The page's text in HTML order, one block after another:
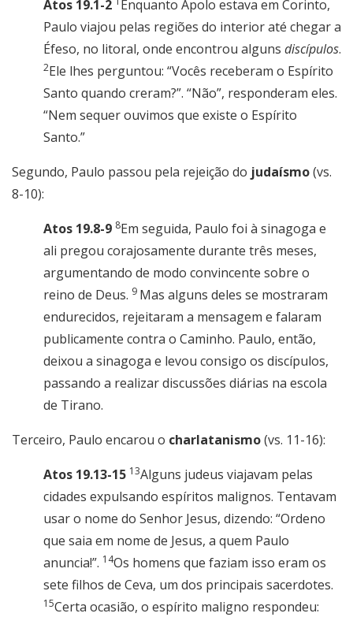
Atos 19.1-2 Enquanto Apolo estava em Corinto,
Paulo viajou pelas regiões do interior até chegar a
Éfeso, no litoral, onde encontrou alguns discípulos.
2Ele lhes perguntou: “Vocês receberam o Espírito
Santo quando creram?”. “Não”, responderam eles.
“Nem sequer ouvimos que existe o Espírito
Santo.”
Segundo, Paulo passou pela rejeição do judaísmo(vs.
8-10):
Atos 19.8-9 8Em seguida, Paulo foi à sinagoga e
ali pregou corajosamente durante três meses,
argumentando de modo convincente sobre o
reino de Deus. 9 Mas alguns deles se mostraram
endurecidos, rejeitaram a mensagem e falaram
publicamente contra o Caminho. Paulo, então,
deixou a sinagoga e levou consigo os discípulos,
passando a realizar discussões diárias na escola
de Tirano.
Terceiro, Paulo encarou o charlatanismo(vs. 11-16):
Atos 19.13-15 13Alguns judeus viajavam pelas
cidades expulsando espíritos malignos. Tentavam
usar o nome do Senhor Jesus, dizendo: “Ordeno
que saia em nome de Jesus, a quem Paulo
anuncia!”. 14Os homens que faziam isso eram os
sete filhos de Ceva, um dos principais sacerdotes.
15Certa ocasião, o espírito maligno respondeu: